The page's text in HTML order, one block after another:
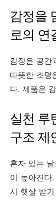
감정을
로의 연
감정은 공간
따뜻한 조명
다. 제품은
실천 루
구조 제
혼자 있는
이 높아진
시 햇살 받